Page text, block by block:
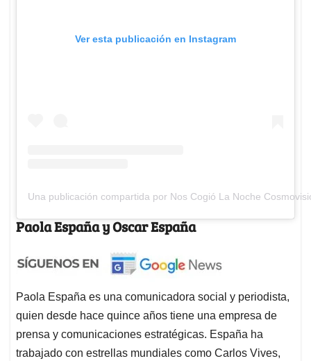
Ver esta publicación en Instagram
Una publicación compartida por Nos Cogió La Noche
Paola España y Oscar España
Paola España es una comunicadora social y periodista,
quien desde hace quince años tiene una empresa de
prensa y comunicaciones estratégicas. España ha
trabajado con estrellas mundiales como Carlos Vives,